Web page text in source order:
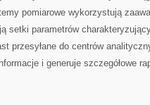
pomiarowe wykorzystują
setki parametrów
przesyłane do centrów
i generuje szczegółowe